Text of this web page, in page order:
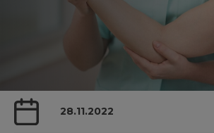
28.11.2022